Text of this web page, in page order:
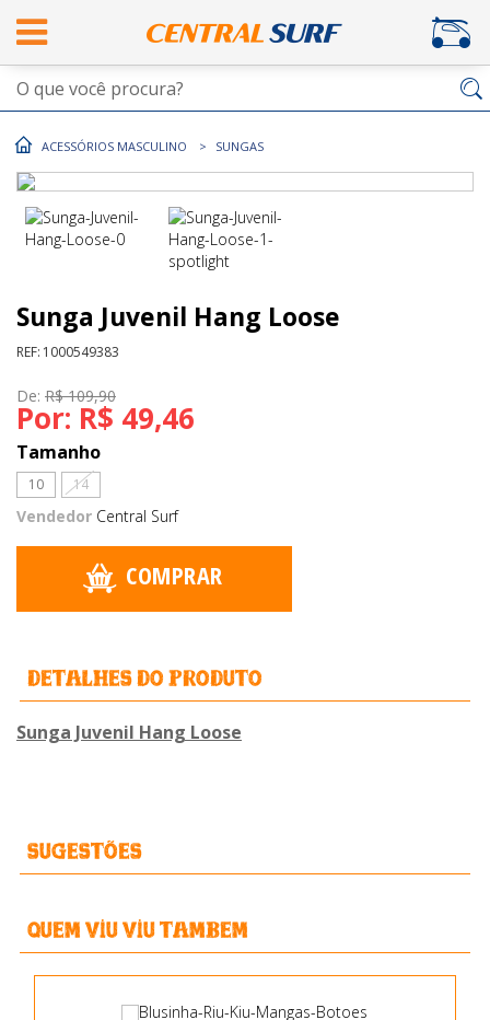
ACESSÓRIOS MASCULINO SUNGAS
Sunga Juvenil Hang Loose
REF: 1000549383
De: R$ 109,90
Por: R$ 49,46
Tamanho
10 14
Vendedor Central Surf
COMPRAR
detalhes do produto
Sunga Juvenil Hang Loose
Sugestões
Quem viu Viu Tambem